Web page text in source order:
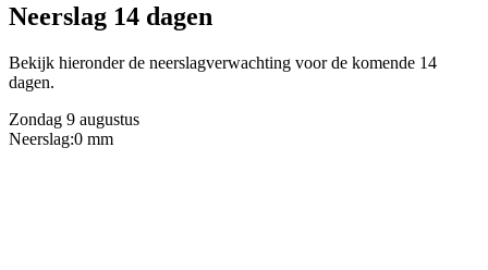
Neerslag 14 dagen
Bekijk hieronder de neerslagverwachting voor de komende 14
dagen.
Zondag 9 augustus
Neerslag:0 mm